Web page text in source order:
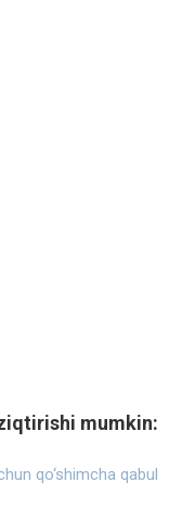
mumkin:
qo‘shimcha qabul